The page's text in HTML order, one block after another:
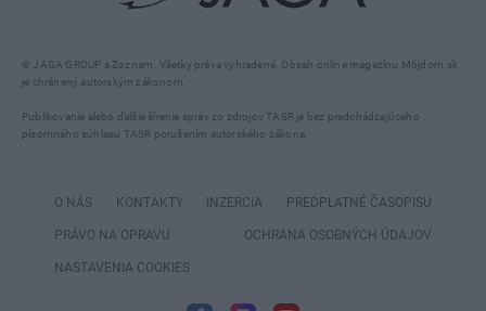
© JAGA GROUP a Zoznam. Všetky práva vyhradené. Obsah online magazínu Môjdom.sk
je chránený autorským zákonom.
Publikovanie alebo ďalšie šírenie správ zo zdrojov TASR je bez predchádzajúceho
písomného súhlasu TASR porušením autorského zákona.
O NÁS KONTAKTY INZERCIA PREDPLATNÉ ČASOPISU
PRÁVO NA OPRAVU OCHRANA OSOBNÝCH ÚDAJOV
NASTAVENIA COOKIES